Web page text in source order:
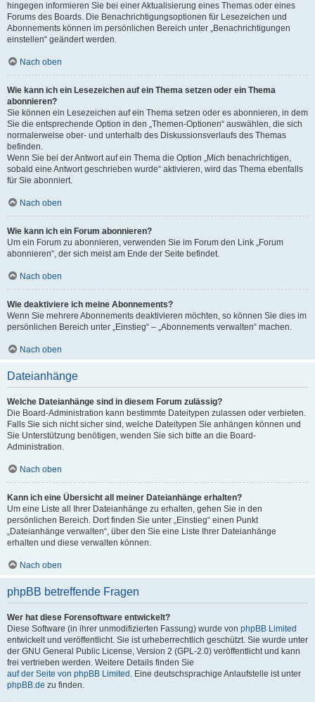
hingegen informieren Sie bei einer Aktualisierung eines Themas oder eines
Forums des Boards. Die Benachrichtigungsoptionen für Lesezeichen und
Abonnements können im persönlichen Bereich unter „Benachrichtigungen
einstellen“ geändert werden.
Nach oben
Wie kann ich ein Lesezeichen auf ein Thema setzen oder ein Thema
abonnieren?
Sie können ein Lesezeichen auf ein Thema setzen oder es abonnieren, in dem
Sie die entsprechende Option in den „Themen-Optionen“ auswählen, die sich
normalerweise ober- und unterhalb des Diskussionsverlaufs des Themas
befinden.
Wenn Sie bei der Antwort auf ein Thema die Option „Mich benachrichtigen,
sobald eine Antwort geschrieben wurde“ aktivieren, wird das Thema ebenfalls
für Sie abonniert.
Nach oben
Wie kann ich ein Forum abonnieren?
Um ein Forum zu abonnieren, verwenden Sie im Forum den Link „Forum
abonnieren“, der sich meist am Ende der Seite befindet.
Nach oben
Wie deaktiviere ich meine Abonnements?
Wenn Sie mehrere Abonnements deaktivieren möchten, so können Sie dies im
persönlichen Bereich unter „Einstieg“ – „Abonnements verwalten“ machen.
Nach oben
Dateianhänge
Welche Dateianhänge sind in diesem Forum zulässig?
Die Board-Administration kann bestimmte Dateitypen zulassen oder verbieten.
Falls Sie sich nicht sicher sind, welche Dateitypen Sie anhängen können und
Sie Unterstützung benötigen, wenden Sie sich bitte an die Board-
Administration.
Nach oben
Kann ich eine Übersicht all meiner Dateianhänge erhalten?
Um eine Liste all Ihrer Dateianhänge zu erhalten, gehen Sie in den
persönlichen Bereich. Dort finden Sie unter „Einstieg“ einen Punkt
„Dateianhänge verwalten“, über den Sie eine Liste Ihrer Dateianhänge
erhalten und diese verwalten können.
Nach oben
phpBB betreffende Fragen
Wer hat diese Forensoftware entwickelt?
Diese Software (in ihrer unmodifizierten Fassung) wurde von phpBB Limited
entwickelt und veröffentlicht. Sie ist urheberrechtlich geschützt. Sie wurde unter
der GNU General Public License, Version 2 (GPL-2.0) veröffentlicht und kann
frei vertrieben werden. Weitere Details finden Sie
auf der Seite von phpBB Limited . Eine deutschsprachige Anlaufstelle ist unter
phpBB.de zu finden.